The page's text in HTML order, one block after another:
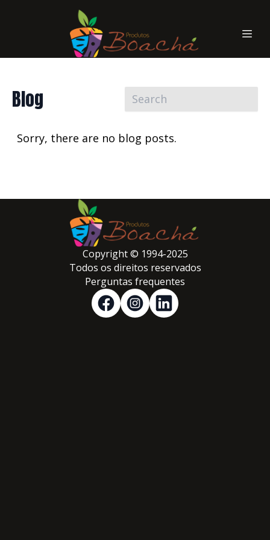
Blog
Sorry, there are no blog posts.
Copyright © 1994-2025
Todos os direitos reservados
Perguntas frequentes